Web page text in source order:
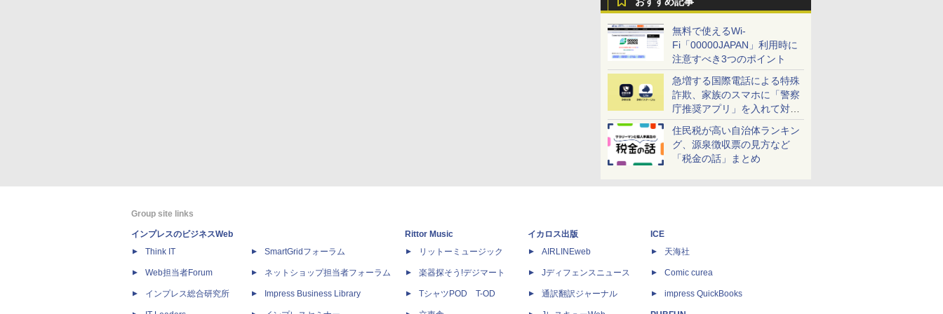
無料で使えるWi-
Fi「00000JAPAN」利用時に
注意すべき3つのポイント
急増する国際電話による特殊
詐欺、家族のスマホに「警察
庁推奨アプリ」を入れて対策
しよう！
住民税が高い自治体ランキン
グ、源泉徴収票の見方など
「税金の話」まとめ
Group site links
インプレスのビジネスWeb
Think IT
Web担当者Forum
インプレス総合研究所
SmartGridフォーラム
ネットショップ担当者フォーラム
Impress Business Library
Rittor Music
リットーミュージック
楽器探そう!デジマート
TシャツPOD T-OD
イカロス出版
AIRLINEweb
Jディフェンスニュース
通訳翻訳ジャーナル
ICE
天海社
Comic curea
impress QuickBooks